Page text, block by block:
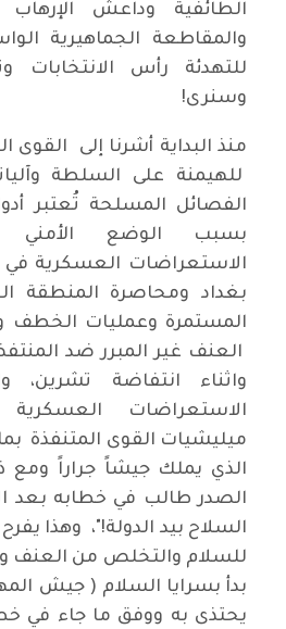
الطائفية وداعش الإرهاب
والمقاطعة الجماهيرية
للتهدئة رأس الانتخابات
وسنرى!
منذ البداية أشرنا إلى
للهيمنة على السلطة
الفصائل المسلحة تُعتبر
بسبب الوضع الأمني
الاستعراضات العسكرية
بغداد ومحاصرة المنطقة
المستمرة وعمليات الخطف
العنف غير المبرر ضد
واثناء انتفاضة
الاستعراضات العسكرية
ميليشيات القوى المتنفذة
الذي يملك جيشاً جراراً ومع
الصدر طالب في خطابه بعد
السلاح بيد الدولة!"، وهذا
للسلام والتخلص من العنف
بدأ بسرايا السلام ( جيش
يحتذى به ووفق ما جاء في